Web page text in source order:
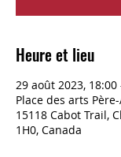
Heure et lieu
29 août 2023, 18:00
Place des arts
15118 Cabot Trail,
1H0, Canada